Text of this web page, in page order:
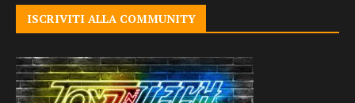
ISCRIVITI ALLA COMMUNITY